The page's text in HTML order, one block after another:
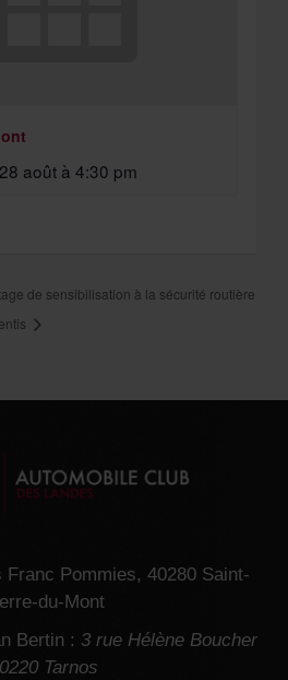
28 août à 4:30 pm
de sensibilisation à la sécurité routière
Franc Pommies, 40280 Saint-
du-Mont
Bertin : 3 rue Hélène Boucher
Tarnos